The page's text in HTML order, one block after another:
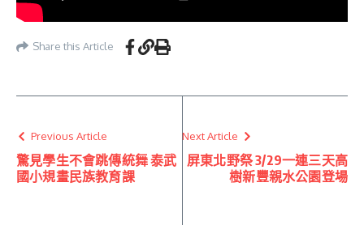
Share this Article
Previous Article
驚見學生不會跳傳統舞 泰武
國小規畫民族教育課
Next Article
屏東北野祭 3/29一連三天高
樹新豐親水公園登場